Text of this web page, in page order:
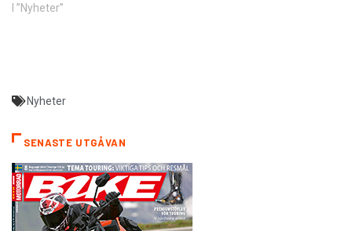
I ”Nyheter”
Nyheter
SENASTE UTGÅVAN